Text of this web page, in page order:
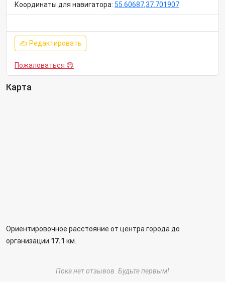
Координаты для навигатора: 55.60687,37.701907
✍ Редактировать
Пожаловаться 😞
Карта
Ориентировочное расстояние от центра города до
организации 17.1 км.
Пока нет отзывов. Будьте первым!